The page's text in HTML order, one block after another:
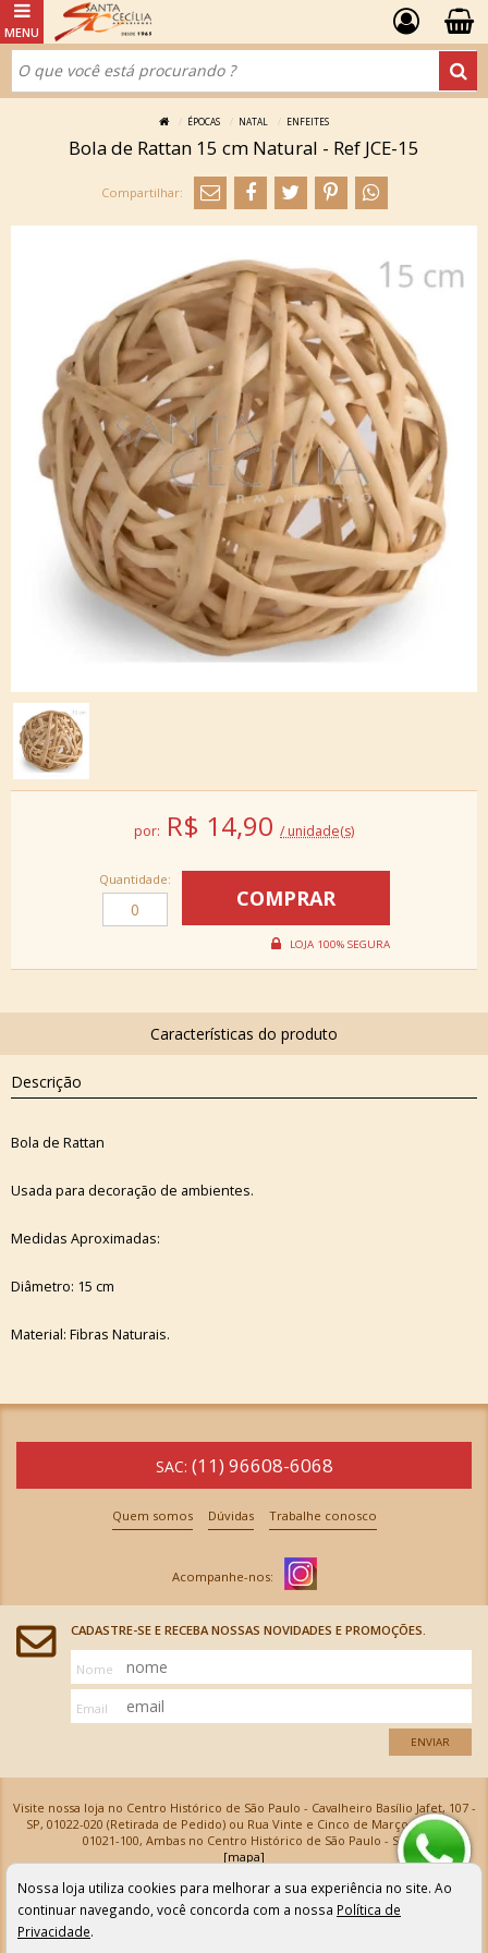
ÉPOCAS NATAL ENFEITES
Bola de Rattan 15 cm Natural - Ref JCE-15
por: R$ 14,90 / unidade(s)
Quantidade:
Descrição
Bola de Rattan
Usada para decoração de ambientes.
Medidas Aproximadas:
Diâmetro: 15 cm
Material: Fibras Naturais.
SAC: (11) 96608-6068
Quem somos Dúvidas Trabalhe conosco
CADASTRE-SE E RECEBA NOSSAS NOVIDADES E PROMOÇÕES.
Nome
Email
ENVIAR
Visite nossa loja no Centro Histórico de São Paulo - Cavalheiro Basílio Jafet, 107 -
SP, 01022-020 (Retirada de Pedido) ou Rua Vinte e Cinco de Março, 576 - SP,
01021-100, Ambas no Centro Histórico de São Paulo - SP
[mapa]
Armarinhos Santa Cecília Ltda | CNPJ: 61.069.639/0001-18
Os preços e as condições de pagamento apresentadas na loja virtual não valem para nossa loja física e
podem sofrer alterações sem aviso prévio. Vendas com cartão de crédito sujeitas a análise e
confirmação de dados.
Nossa loja utiliza cookies para melhorar a sua experiência no site. Ao
continuar navegando, você concorda com a nossa Política de
Privacidade.